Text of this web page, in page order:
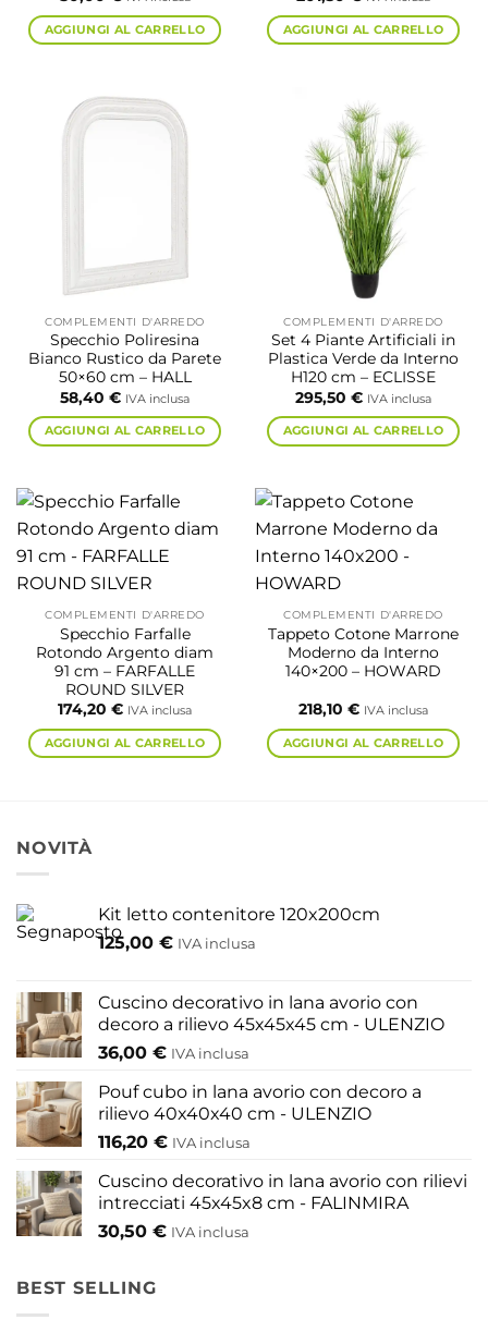
AGGIUNGI AL CARRELLO AGGIUNGI AL CARRELLO
COMPLEMENTI D'ARREDO
Specchio Poliresina
Bianco Rustico da Parete
50×60 cm – HALL
58,40 € IVA inclusa
AGGIUNGI AL CARRELLO
COMPLEMENTI D'ARREDO
Set 4 Piante Artificiali in
Plastica Verde da Interno
H120 cm – ECLISSE
295,50 € IVA inclusa
AGGIUNGI AL CARRELLO
COMPLEMENTI D'ARREDO
Specchio Farfalle
Rotondo Argento diam
91 cm – FARFALLE
ROUND SILVER
174,20 € IVA inclusa
AGGIUNGI AL CARRELLO
COMPLEMENTI D'ARREDO
Tappeto Cotone Marrone
Moderno da Interno
140×200 – HOWARD
218,10 € IVA inclusa
AGGIUNGI AL CARRELLO
NOVITÀ
Kit letto contenitore 120x200cm
125,00 € IVA inclusa
Cuscino decorativo in lana avorio con
decoro a rilievo 45x45x45 cm - ULENZIO
36,00 € IVA inclusa
Pouf cubo in lana avorio con decoro a
rilievo 40x40x40 cm - ULENZIO
116,20 € IVA inclusa
Cuscino decorativo in lana avorio con rilievi
intrecciati 45x45x8 cm - FALINMIRA
30,50 € IVA inclusa
BEST SELLING